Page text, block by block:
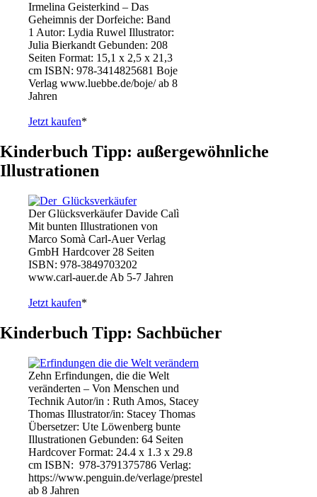
Irmelina Geisterkind – Das
Geheimnis der Dorfeiche: Band
1 Autor: Lydia Ruwel Illustrator:
Julia Bierkandt Gebunden: 208
Seiten Format: 15,1 x 2,5 x 21,3
cm ISBN: 978-3414825681 Boje
Verlag www.luebbe.de/boje/ ab 8
Jahren
Jetzt kaufen*
Kinderbuch Tipp: außergewöhnliche
Illustrationen
Der Glücksverkäufer Davide Calì
Mit bunten Illustrationen von
Marco Somà Carl-Auer Verlag
GmbH Hardcover 28 Seiten
ISBN: 978-3849703202
www.carl-auer.de Ab 5-7 Jahren
Jetzt kaufen*
Kinderbuch Tipp: Sachbücher
Zehn Erfindungen, die die Welt
veränderten – Von Menschen und
Technik Autor/in : Ruth Amos, Stacey
Thomas Illustrator/in: Stacey Thomas
Übersetzer: Ute Löwenberg bunte
Illustrationen Gebunden: 64 Seiten
Hardcover Format: 24.4 x 1.3 x 29.8
cm ISBN: ‎ 978-3791375786 Verlag:
https://www.penguin.de/verlage/prestel
ab 8 Jahren